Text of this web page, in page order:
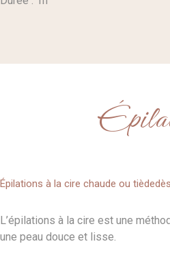
Épilations à la cire chaude ou tiède
L’épilations à la cire est une
une peau douce et lisse.